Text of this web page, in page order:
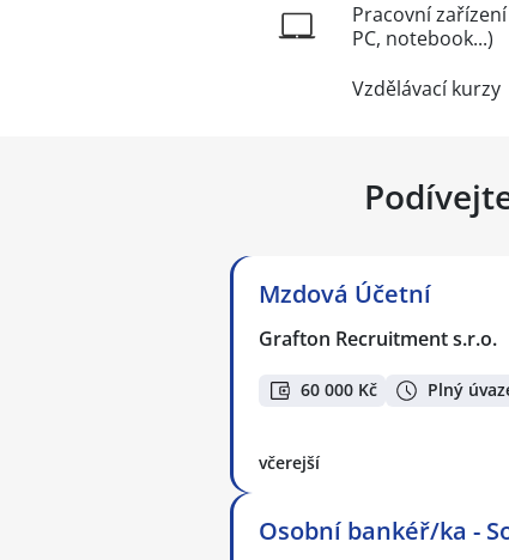
Pracovní
PC, notebook...)
Vzdělávací kurzy
Mzdová Účetní
Grafton Recruitment s.r.o.
60 000 Kč Plný
včerejší
Osobní bankéř/ka -